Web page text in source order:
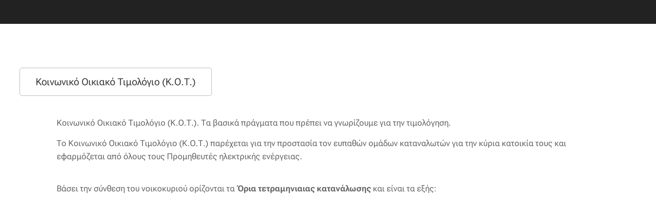
Κοινωνικό Οικιακό Τιμολόγιο (Κ.Ο.Τ.)
Κοινωνικό Οικιακό Τιμολόγιο (Κ.Ο.Τ.). Τα βασικά πράγματα που πρέπει να γνωρίζουμε για την τιμολόγηση.
Το Κοινωνικό Οικιακό Τιμολόγιο (Κ.Ο.Τ.) παρέχεται για την προστασία τον ευπαθών ομάδων καταναλωτών για την κύρια κατοικία τους και
εφαρμόζεται από όλους τους Προμηθευτές ηλεκτρικής ενέργειας.
Βάσει την σύνθεση του νοικοκυριού ορίζονται τα Όρια τετραμηνιαιας κατανάλωσης και είναι τα εξής: